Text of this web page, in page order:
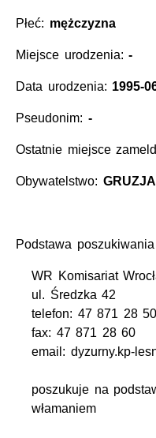
Płeć: mężczyzna
Miejsce urodzenia:-
Data urodzenia: 1995-
Pseudonim: -
Ostatnie miejsce
Obywatelstwo: GRUZJA
Podstawa
WR Komisariat
ul. Średzka 42
telefon: 47 871 28 50
fax: 47 871 28 60
email: dyzurny.kp-
poszukuje na
włamaniem